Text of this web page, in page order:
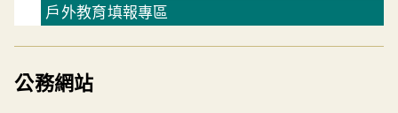
戶外教育填報專區
公務網站